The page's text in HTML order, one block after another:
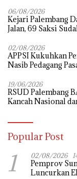
06/08/2026
Kejari Palembang
Jalan, 69 Saksi
02/08/2026
APPSI Kukuhkan
Nasib Pedagang
19/06/2026
RSUD Palembang
Kancah Nasional
Popular Post
1 02/08/2026
Pemprov
Luncurkan